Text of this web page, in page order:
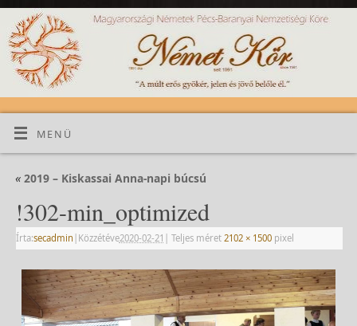
MENÜ
«2019 – Kiskassai Anna-napi búcsú
!302-min_optimized
Írta:secadmin | Közzétéve2020-02-21 | Teljes méret 2102 × 1500pixel